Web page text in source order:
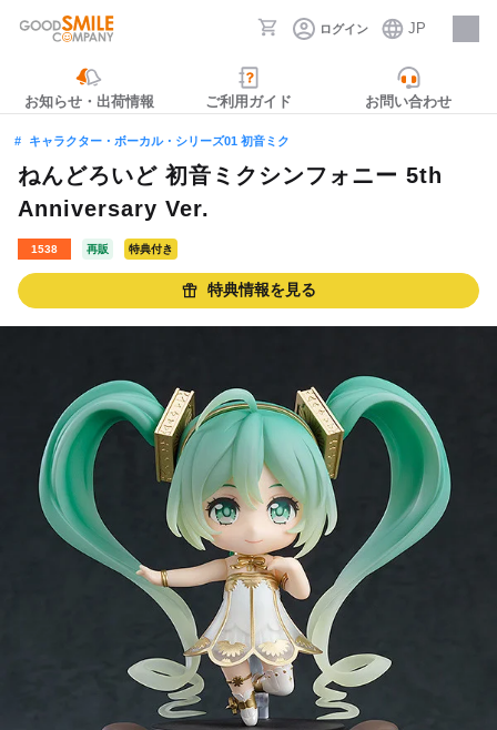
ログイン JP
採用情報
お知らせ・出荷情報 ご利用ガイド お問い合わせ
キャラクター・ボーカル・シリーズ01 初音ミク
ねんどろいど 初音ミクシンフォニー 5th
Anniversary Ver.
1538 再販 特典付き
特典情報を見る